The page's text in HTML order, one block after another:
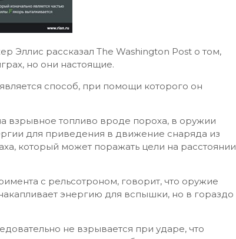
Эллис рассказал The Washington Post о том,
но они настоящие.
способ, при помощи которого он
взрывное топливо вроде пороха, в оружии
для приведения в движение снаряда из
который может поражать цели на расстоянии
с рельсотроном, говорит, что оружие
энергию для вспышки, но в гораздо
не взрывается при ударе, что